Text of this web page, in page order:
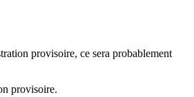
provisoire, ce sera probablement
provisoire.